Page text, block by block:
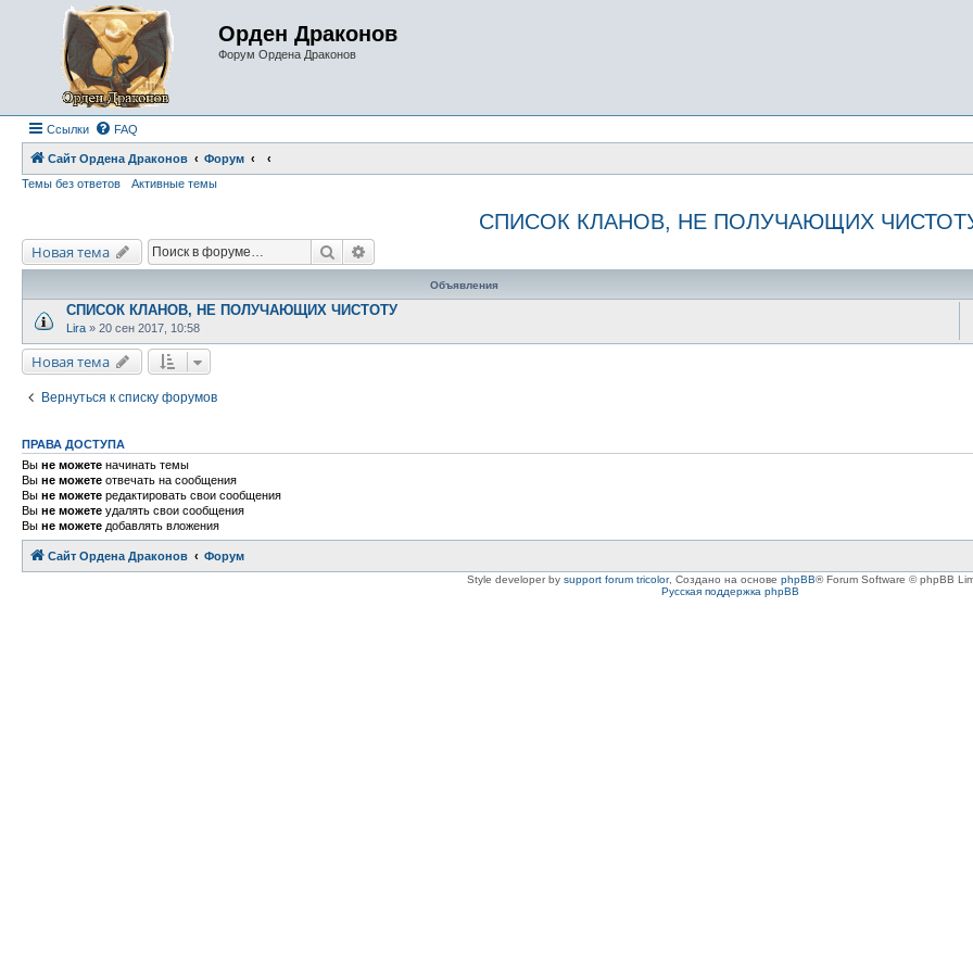
Орден Драконов
Форум Ордена Драконов
Ссылки FAQ
Сайт Ордена Драконов
Форум
Темы без ответов
Активные темы
СПИСОК КЛАНОВ, НЕ ПОЛУЧАЮЩИХ
Новая тема Поиск
Объявления
СПИСОК КЛАНОВ, НЕ ПОЛУЧАЮЩИХ ЧИСТОТУ
Lira » 20 сен 2017, 10:58
Новая тема
Вернуться к списку форумов
ПРАВА ДОСТУПА
Вы не можете начинать темы
Вы не можете отвечать на сообщения
Вы не можете редактировать свои сообщения
Вы не можете удалять свои сообщения
Вы не можете добавлять вложения
Сайт Ордена Драконов Форум
Style developer by support forum tricolor, Создано на основе phpBB® Forum Software © phpBB
Русская поддержка phpBB